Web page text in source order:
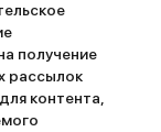
2025
получение
рассылок
контента,